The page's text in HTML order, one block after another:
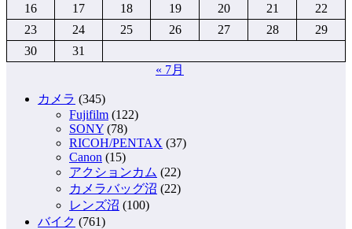
16
17 18 19 20 21
22
23
24 25 26 27 28
29
30
31
« 7月
カメラ (345)
Fujifilm (122)
SONY (78)
RICOH/PENTAX (37)
Canon (15)
アクションカム (22)
カメラバッグ沼 (22)
レンズ沼 (100)
バイク (761)